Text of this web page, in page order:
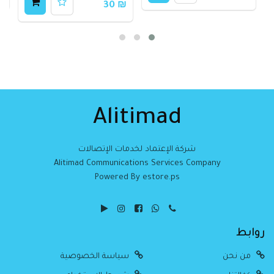
₪ 30
Alitimad
شركة الإعتماد لخدمات الإتصالات
Alitimad Communications Services Company
Powered By estore.ps
روابط
من نحن سياسة الخصوصية